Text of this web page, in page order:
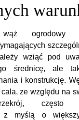
wąż ogrodowy
wziąć pod
średnicę, ale
i konstrukcję.
ze względu na
często
z myślą o